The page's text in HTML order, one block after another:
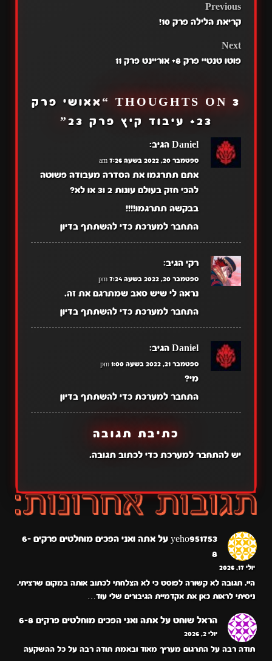
POST
Previous
קריאת הלילה פרק 10!
Next
פוטו טנטיי פרק 8+ אוריינט פרק 11
3 THOUGHTS ON “
אאושי פרק
23+ עיבוד קיץ פרק 23
”
Daniel הגיב:
ספטמבר 20, 2022 בשעה 7:26 am
אתם תתרגמו את הסדרה מעבודה פשוטה
להכי חזק בעולם עונות 2 ו3 או לא?
בבקשה תתרגמו!!!!
התחבר למערכת כדי להשתתף בדיון
רקי הגיב:
ספטמבר 20, 2022 בשעה 7:24 pm
נראה לי שיש סאב שמתרגם את זה.
התחבר למערכת כדי להשתתף בדיון
Daniel הגיב:
ספטמבר 21, 2022 בשעה 1:00 pm
מי?
התחבר למערכת כדי להשתתף בדיון
כתיבת תגובה
יש להתחבר למערכתכדי לכתוב תגובה.
yeho951753 על
אתה ואני הפכים מוחלטים פרקים 6-
8
יולי 17, 2026
היי. תגובה לא קשורה לפוסט כי לא הצלחתי לכתוב אותה במקום שרציתי.
ניסיתי לראות כאן את אקדמיית הגיבורים שלי עוד…
הראל שוחט על אתה ואני הפכים מוחלטים פרקים 6-8
יולי 2, 2026
תודה רבה על התרגום מעריך מאוד ובאמת תודה רבה על כל ההשקעה